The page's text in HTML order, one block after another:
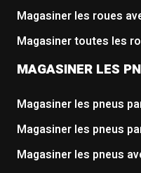
Magasiner les roues
Magasiner toutes les
MAGASINER LES
Magasiner les pneus
Magasiner les pneus
Magasiner les pneus